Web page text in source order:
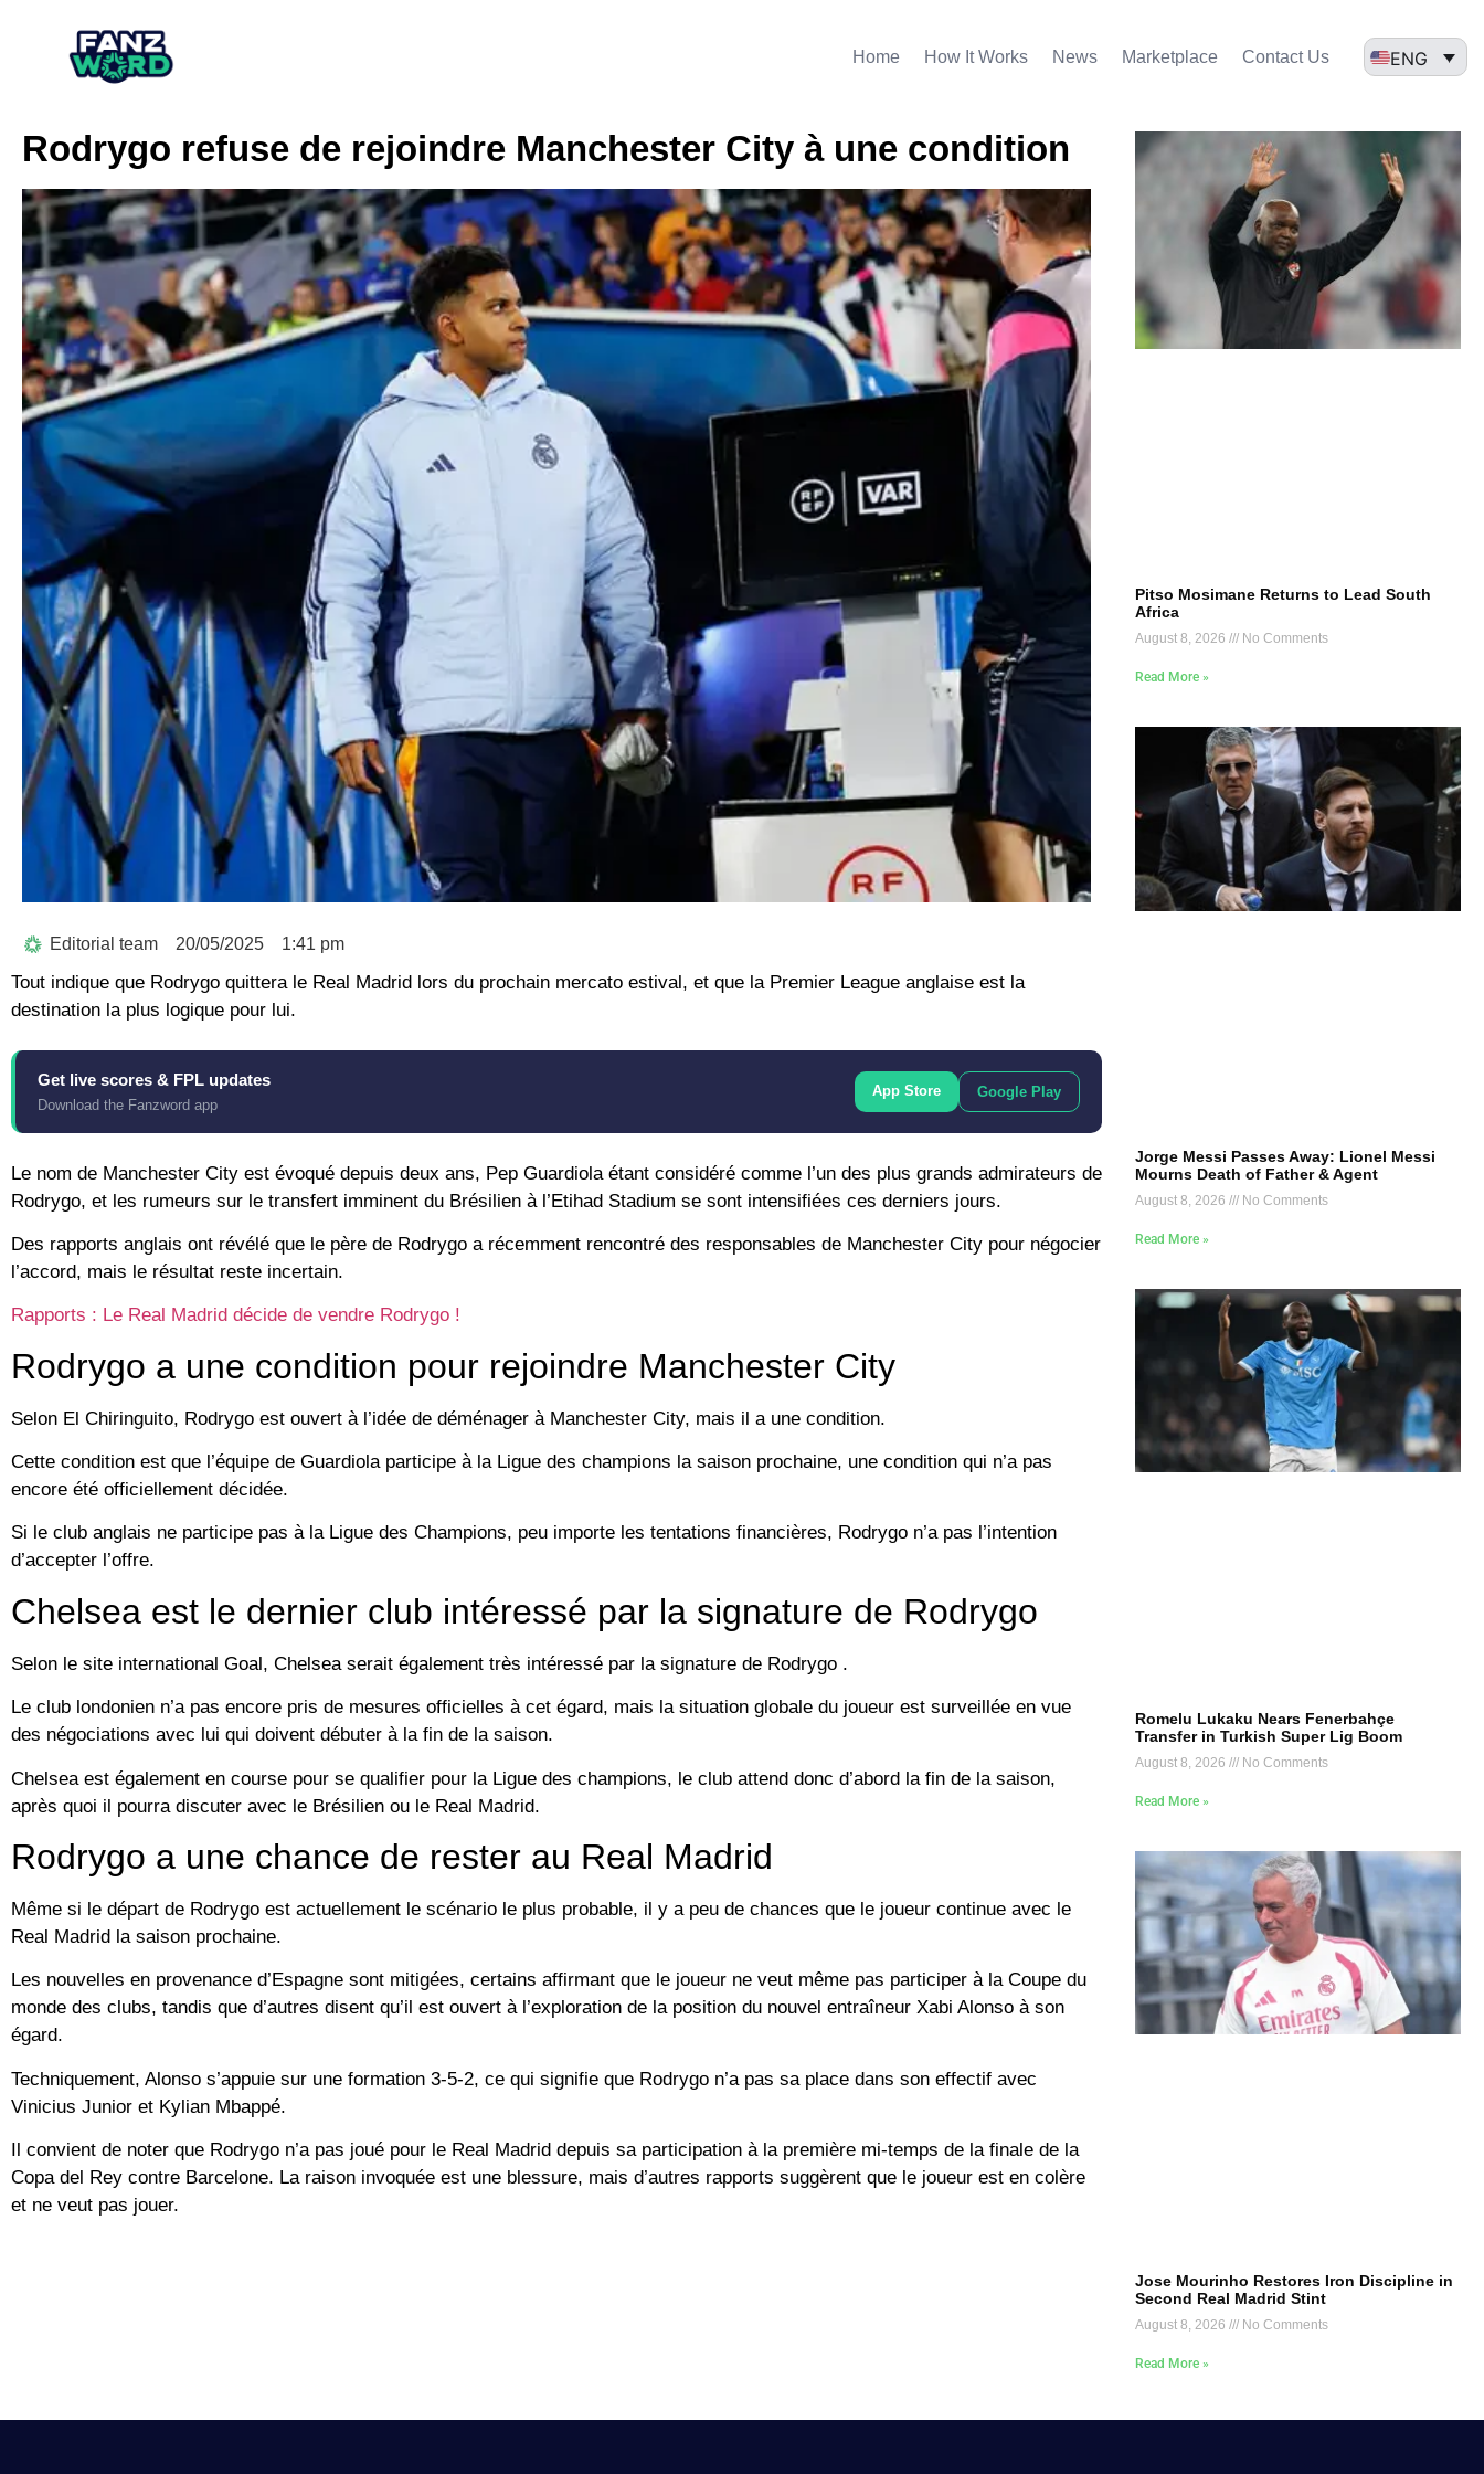
Home How It Works News Marketplace Contact Us ENG
Rodrygo refuse de rejoindre Manchester City à une condition
Editorial team 20/05/2025 1:41 pm
Tout indique que Rodrygo quittera le Real Madrid lors du prochain mercato estival, et que la Premier League anglaise est la
destination la plus logique pour lui.
Get live scores & FPL updates
Download the Fanzword app
App Store Google Play
Le nom de Manchester City est évoqué depuis deux ans, Pep Guardiola étant considéré comme l’un des plus grands admirateurs de
Rodrygo, et les rumeurs sur le transfert imminent du Brésilien à l’Etihad Stadium se sont intensifiées ces derniers jours.
Des rapports anglais ont révélé que le père de Rodrygo a récemment rencontré des responsables de Manchester City pour négocier
l’accord, mais le résultat reste incertain.
Rapports : Le Real Madrid décide de vendre Rodrygo !
Rodrygo a une condition pour rejoindre Manchester City
Selon El Chiringuito, Rodrygo est ouvert à l’idée de déménager à Manchester City, mais il a une condition.
Cette condition est que l’équipe de Guardiola participe à la Ligue des champions la saison prochaine, une condition qui n’a pas
encore été officiellement décidée.
Si le club anglais ne participe pas à la Ligue des Champions, peu importe les tentations financières, Rodrygo n’a pas l’intention
d’accepter l’offre.
Chelsea est le dernier club intéressé par la signature de Rodrygo
Selon le site international Goal, Chelsea serait également très intéressé par la signature de Rodrygo .
Le club londonien n’a pas encore pris de mesures officielles à cet égard, mais la situation globale du joueur est surveillée en vue
des négociations avec lui qui doivent débuter à la fin de la saison.
Chelsea est également en course pour se qualifier pour la Ligue des champions, le club attend donc d’abord la fin de la saison,
après quoi il pourra discuter avec le Brésilien ou le Real Madrid.
Rodrygo a une chance de rester au Real Madrid
Même si le départ de Rodrygo est actuellement le scénario le plus probable, il y a peu de chances que le joueur continue avec le
Real Madrid la saison prochaine.
Les nouvelles en provenance d’Espagne sont mitigées, certains affirmant que le joueur ne veut même pas participer à la Coupe du
monde des clubs, tandis que d’autres disent qu’il est ouvert à l’exploration de la position du nouvel entraîneur Xabi Alonso à son
égard.
Techniquement, Alonso s’appuie sur une formation 3-5-2, ce qui signifie que Rodrygo n’a pas sa place dans son effectif avec
Vinicius Junior et Kylian Mbappé.
Il convient de noter que Rodrygo n’a pas joué pour le Real Madrid depuis sa participation à la première mi-temps de la finale de la
Copa del Rey contre Barcelone. La raison invoquée est une blessure, mais d’autres rapports suggèrent que le joueur est en colère
et ne veut pas jouer.
Pitso Mosimane Returns to Lead South
Africa
August 8, 2026 No Comments
Read More »
Jorge Messi Passes Away: Lionel Messi
Mourns Death of Father & Agent
August 8, 2026 No Comments
Read More »
Romelu Lukaku Nears Fenerbahçe
Transfer in Turkish Super Lig Boom
August 8, 2026 No Comments
Read More »
Jose Mourinho Restores Iron Discipline in
Second Real Madrid Stint
August 8, 2026 No Comments
Read More »